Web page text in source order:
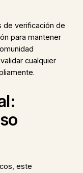
de verificación de
para mantener
cualquier
este